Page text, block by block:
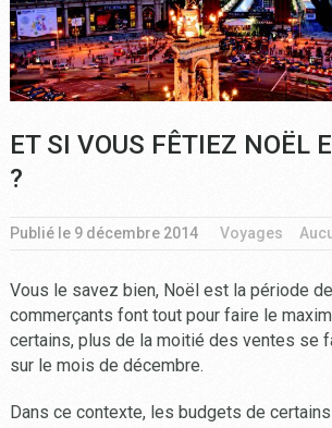
ET SI VOUS FÊTIEZ NOËL
?
Publié le 9 décembre 2014 Voyages
Vous le savez bien, Noël est la période de
commerçants font tout pour faire le
certains, plus de la moitié des ventes se
sur le mois de décembre.
Dans ce contexte, les budgets de